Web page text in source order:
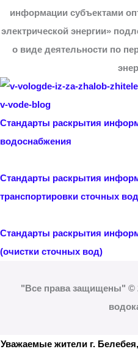
информации субъектами
электрической энергии»
о виде деятельности по
Стандарты раскрытия
водоснабжения
Стандарты раскрытия
транспортировки сточных вод
Стандарты раскрытия
(очистки сточных вод)
"Все права защищены" ©
Уважаемые жители г.